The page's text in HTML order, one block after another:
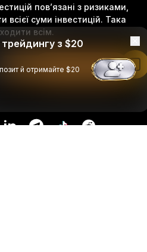
пов’язані з ризиками,
суми інвестицій. Така
всім.
Підписатися
трейдингу з $20
й отримайте $20
Читати в застосунку Bybit